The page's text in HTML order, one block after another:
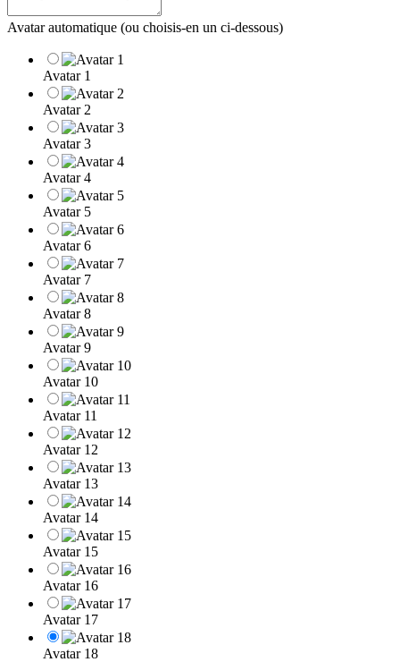
Avatar automatique (ou choisis-en un ci-dessous)
Avatar 1
Avatar 2
Avatar 3
Avatar 4
Avatar 5
Avatar 6
Avatar 7
Avatar 8
Avatar 9
Avatar 10
Avatar 11
Avatar 12
Avatar 13
Avatar 14
Avatar 15
Avatar 16
Avatar 17
Avatar 18